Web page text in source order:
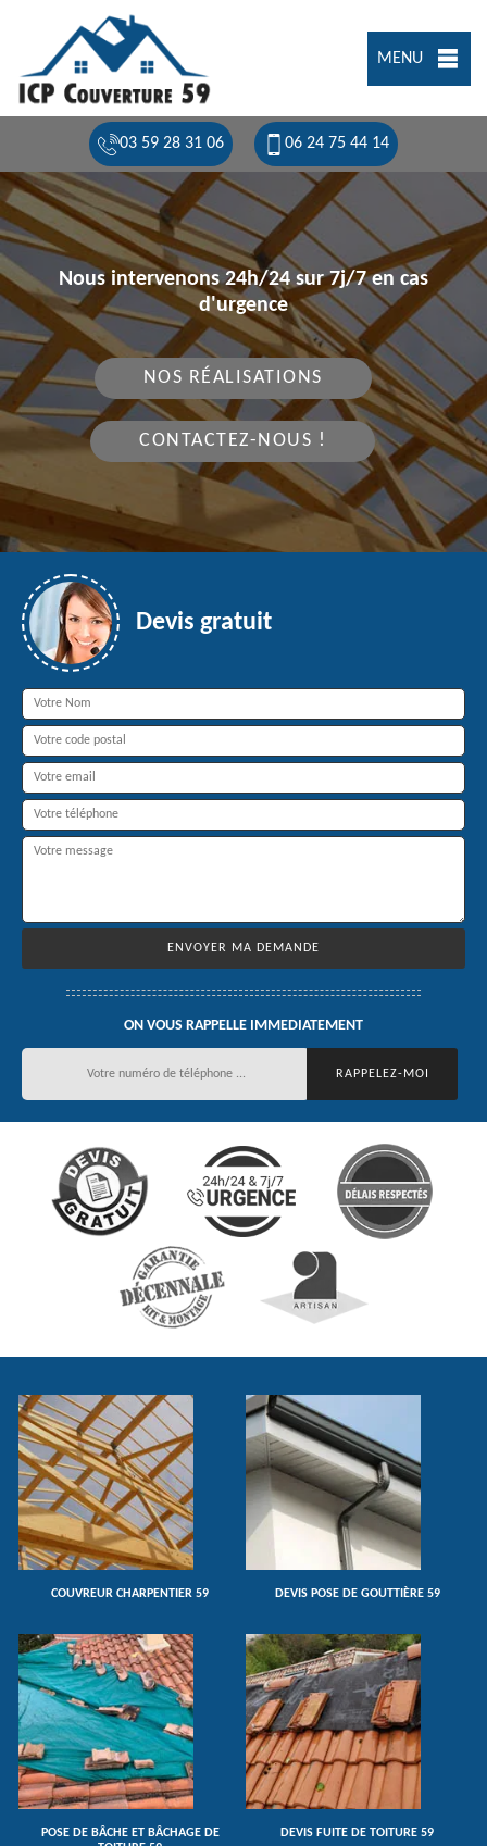
MENU
03 59 28 31 06 06 24 75 44 14
Nous intervenons 24h/24 sur 7j/7 en cas
d'urgence
NOS RÉALISATIONS
CONTACTEZ-NOUS !
Devis gratuit
ON VOUS RAPPELLE IMMEDIATEMENT
COUVREUR CHARPENTIER 59 DEVIS POSE DE GOUTTIÈRE 59
POSE DE BÂCHE ET BÂCHAGE DE
DEVIS FUITE DE TOITURE 59